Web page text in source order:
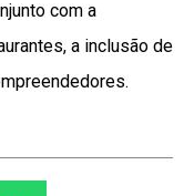
com a
a inclusão de